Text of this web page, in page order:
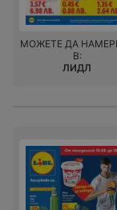
МОЖЕТЕ ДА
В:
ЛИДЛ